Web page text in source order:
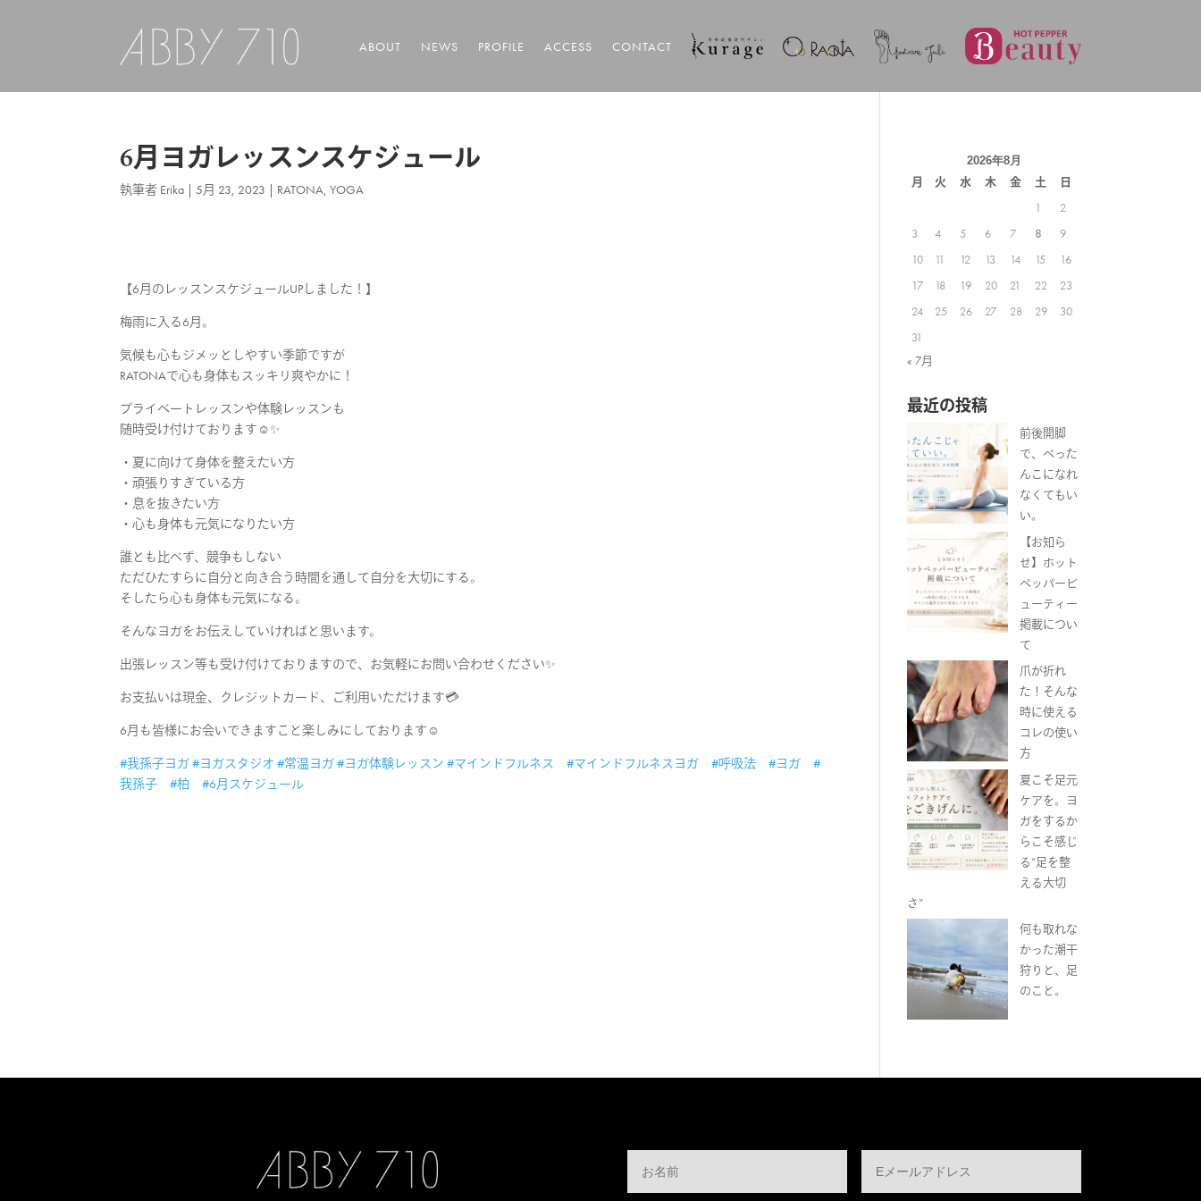
ABOUT NEWS PROFILE ACCESS CONTACT
6月ヨガレッスンスケジュール
執筆者 Erika |5月 23, 2023 RATONA,YOGA
【6月のレッスンスケジュールUPしました！】
梅雨に入る6月。
気候も心もジメッとしやすい季節ですが
RATONAで心も身体もスッキリ爽やかに！
プライベートレッスンや体験レッスンも
随時受け付けております☺️✨
・夏に向けて身体を整えたい方
・頑張りすぎている方
・息を抜きたい方
・心も身体も元気になりたい方
誰とも比べず、競争もしない
ただひたすらに自分と向き合う時間を通して自分を大切にする。
そしたら心も身体も元気になる。
そんなヨガをお伝えしていければと思います。
出張レッスン等も受け付けておりますので、お気軽にお問い合わせください✨
お支払いは現金、クレジットカード、ご利用いただけます💳
6月も皆様にお会いできますこと楽しみにしております☺️
#我孫子ヨガ#ヨガスタジオ #常温ヨガ#ヨガ体験レッスン #マインドフルネス #マインドフルネスヨガ #呼吸法 #ヨガ
#
我孫子
#柏 #6月スケジュール
2026年8月
月 火 水 木 金 土
日
1
2
3
4 5 6 7 8
9
10
11 12 13 14 15
16
17
18 19 20 21 22
23
24
25 26 27 28 29
30
31
« 7月
最近の投稿
前後開脚
で、ぺった
んこになれ
なくてもい
い。
【お知ら
せ】ホット
ペッパービ
ューティー
掲載につい
て
爪が折れ
た！そんな
時に使える
コレの使い
方
夏こそ足元
ケアを。ヨ
ガをするか
らこそ感じ
る“足を整
える大切
さ”
何も取れな
かった潮干
狩りと、足
のこと。